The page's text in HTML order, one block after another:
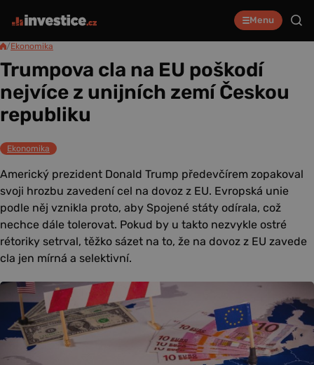
Menu
/Ekonomika
Trumpova cla na EU poškodí
nejvíce z unijních zemí Českou
republiku
Ekonomika
Americký prezident Donald Trump předevčírem zopakoval
svoji hrozbu zavedení cel na dovoz z EU. Evropská unie
podle něj vznikla proto, aby Spojené státy odírala, což
nechce dále tolerovat. Pokud by u takto nezvykle ostré
rétoriky setrval, těžko sázet na to, že na dovoz z EU zavede
cla jen mírná a selektivní.